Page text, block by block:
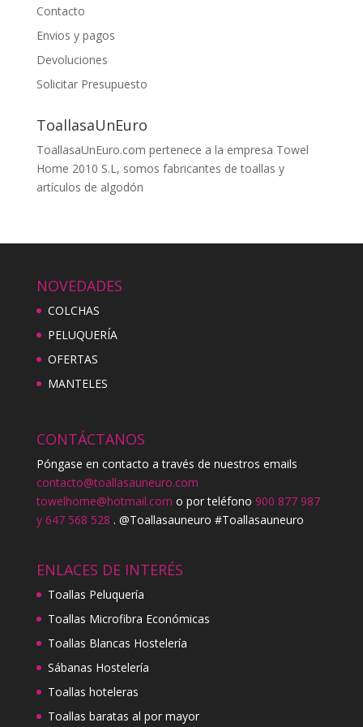
Contacto
Envios y pagos
Devoluciones
Solicitar Presupuesto
ToallasaUnEuro
ToallasaUnEuro.com pertenece a la empresa Towel
Home 2010 S.L, somos fabricantes de toallas y
artículos de algodón
NOVEDADES
COLCHAS
PELUQUERÍA
OFERTAS
MANTELES
CONTÁCTANOS
Póngase en contacto a través de nuestros emails
contacto@toallasauneuro.com
towelhome@hotmail.com o por teléfono 900 877 987
y 647 568 528 . @Toallasauneuro #Toallasauneuro
ENLACES DE INTERÉS
Toallas Peluquería
Toallas Microfibra Económicas
Toallas Blancas Hostelería
Sábanas Hostelería
Toallas hoteleras
Toallas baratas al por mayor